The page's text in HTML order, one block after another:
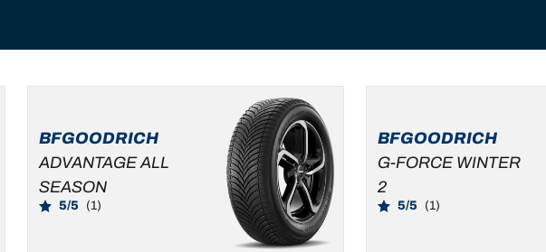
BFGOODRICH
ADVANTAGE ALL
SEASON
5/5 (1)
BFGOODRICH
G-FORCE WINTER
2
5/5 (1)